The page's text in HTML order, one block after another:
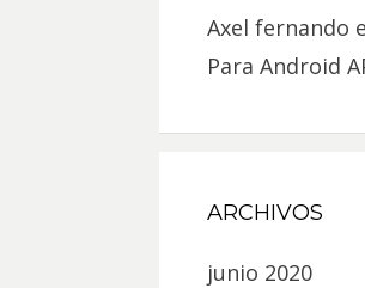
Axel fernando
Para Android
ARCHIVOS
junio 2020